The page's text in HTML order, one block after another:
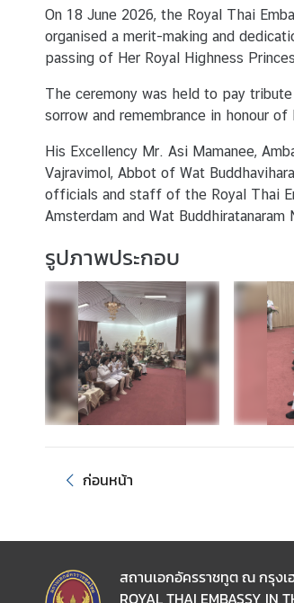
T
C
H
R
E
A
T
I
O
S
H
E
M
B
E
On 18 June 2026, the Royal Thai
organised a merit-making and
passing of Her Royal Highness
The ceremony was held to pay
sorrow and remembrance in honour of
His Excellency Mr. Asi Mamanee,
Vajravimol, Abbot of Wat
officials and staff of the Royal Thai
Amsterdam and Wat
รูปภาพประกอบ
ก่อนหน้า
สถานเอกอัครราชทูต ณ กรุงเ
ROYAL THAI EMBASSY IN